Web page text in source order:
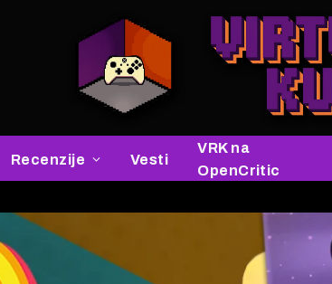
Recenzije Vesti
VRK na
OpenCritic